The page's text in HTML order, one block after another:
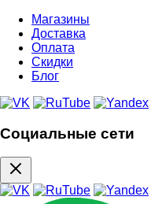
Магазины
Доставка
Оплата
Скидки
Блог
Социальные сети